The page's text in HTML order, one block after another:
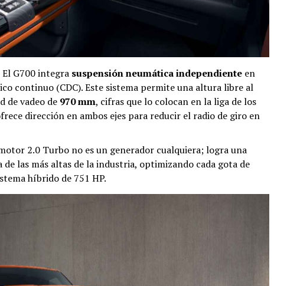
El G700 integra suspensión neumática independiente en
continuo (CDC). Este sistema permite una altura libre al
de vadeo de 970 mm, cifras que lo colocan en la liga de los
dirección en ambos ejes para reducir el radio de giro en
2.0 Turbo no es un generador cualquiera; logra una
de las más altas de la industria, optimizando cada gota de
híbrido de 751 HP.